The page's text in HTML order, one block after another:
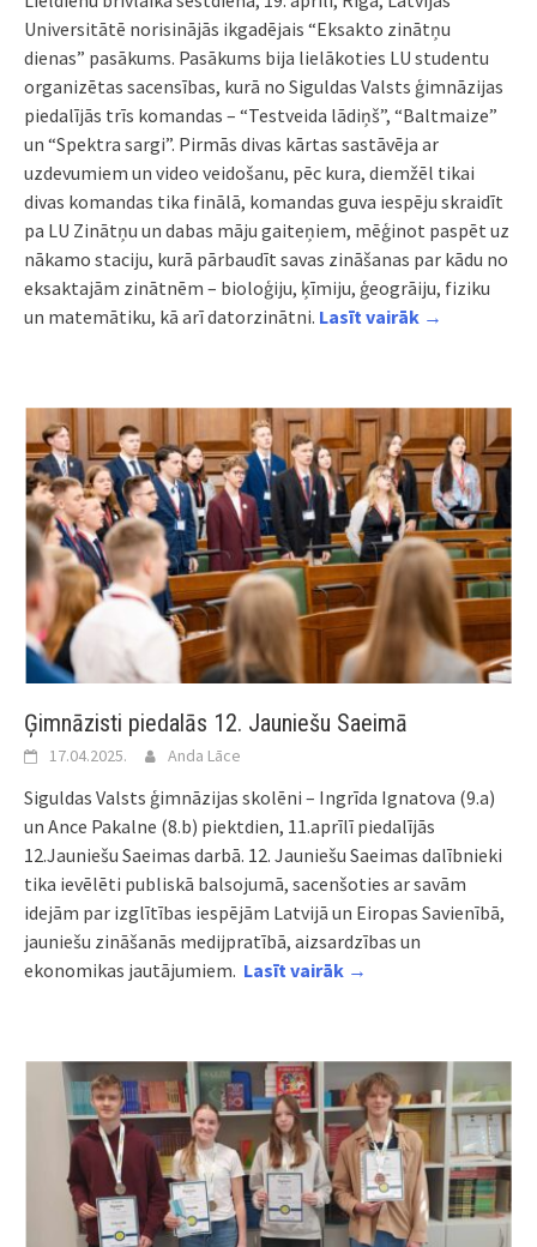
Universitātē norisinājās ikgadējais “Eksakto zinātņu
dienas” pasākums. Pasākums bija lielākoties LU studentu
organizētas sacensības, kurā no Siguldas Valsts ģimnāzijas
piedalījās trīs komandas – “Testveida lādiņš”, “Baltmaize”
un “Spektra sargi”. Pirmās divas kārtas sastāvēja ar
uzdevumiem un video veidošanu, pēc kura, diemžēl tikai
divas komandas tika finālā, komandas guva iespēju skraidīt
pa LU Zinātņu un dabas māju gaiteņiem, mēģinot paspēt uz
nākamo staciju, kurā pārbaudīt savas zināšanas par kādu no
eksaktajām zinātnēm – bioloģiju, ķīmiju, ģeogrāiju, fiziku
un matemātiku, kā arī datorzinātni. Lasīt vairāk →
Ģimnāzisti piedalās 12. Jauniešu Saeimā
17.04.2025. Anda Lāce
Siguldas Valsts ģimnāzijas skolēni – Ingrīda Ignatova (9.a)
un Ance Pakalne (8.b) piektdien, 11.aprīlī piedalījās
12.Jauniešu Saeimas darbā. 12. Jauniešu Saeimas dalībnieki
tika ievēlēti publiskā balsojumā, sacenšoties ar savām
idejām par izglītības iespējām Latvijā un Eiropas Savienībā,
jauniešu zināšanās medijpratībā, aizsardzības un
ekonomikas jautājumiem. Lasīt vairāk →